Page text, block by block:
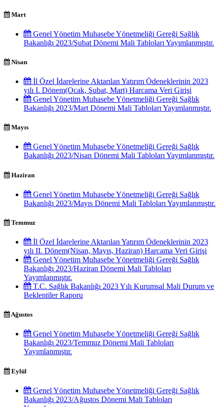
Mart
Genel Yönetim Muhasebe Yönetmeliği Gereği Sağlık
Bakanlığı 2023/Şubat Dönemi Mali Tabloları Yayımlanmıştır.
Nisan
İl Özel İdarelerine Aktarılan Yatırım Ödeneklerinin 2023
yılı I. Dönem(Ocak, Şubat, Mart) Harcama Veri Girişi
Genel Yönetim Muhasebe Yönetmeliği Gereği Sağlık
Bakanlığı 2023/Mart Dönemi Mali Tabloları Yayımlanmıştır.
Mayıs
Genel Yönetim Muhasebe Yönetmeliği Gereği Sağlık
Bakanlığı 2023/Nisan Dönemi Mali Tabloları Yayımlanmıştır.
Haziran
Genel Yönetim Muhasebe Yönetmeliği Gereği Sağlık
Bakanlığı 2023/Mayıs Dönemi Mali Tabloları Yayımlanmıştır.
Temmuz
İl Özel İdarelerine Aktarılan Yatırım Ödeneklerinin 2023
yılı II. Dönem(Nisan, Mayıs, Haziran) Harcama Veri Girişi
Genel Yönetim Muhasebe Yönetmeliği Gereği Sağlık
Bakanlığı 2023/Haziran Dönemi Mali Tabloları
Yayımlanmıştır.
T.C. Sağlık Bakanlığı 2023 Yılı Kurumsal Mali Durum ve
Beklentiler Raporu
Ağustos
Genel Yönetim Muhasebe Yönetmeliği Gereği Sağlık
Bakanlığı 2023/Temmuz Dönemi Mali Tabloları
Yayımlanmıştır.
Eylül
Genel Yönetim Muhasebe Yönetmeliği Gereği Sağlık
Bakanlığı 2023/Ağustos Dönemi Mali Tabloları